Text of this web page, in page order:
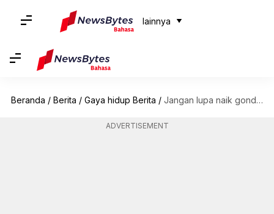
lainnya
Beranda / Berita / Gaya hidup Berita / Jangan lupa naik gondola saat berada di Venesia
ADVERTISEMENT